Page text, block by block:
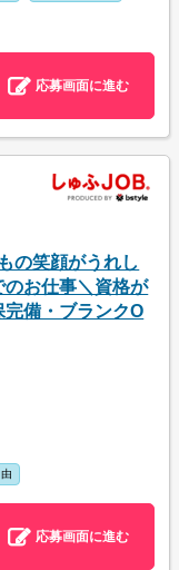
応募画面に進む
の笑顔がうれし
のお仕事＼資格が
備・ブランクO
応募画面に進む